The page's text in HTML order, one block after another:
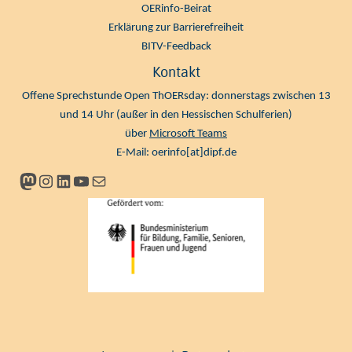
OERinfo-Beirat
Erklärung zur Barrierefreiheit
BITV-Feedback
Kontakt
Offene Sprechstunde Open ThOERsday: donnerstags zwischen 13
und 14 Uhr (außer in den Hessischen Schulferien)
über Microsoft Teams
E-Mail: oerinfo[at]dipf.de
Mastodon
Instagram
LinkedIn
YouTube
Newsletter